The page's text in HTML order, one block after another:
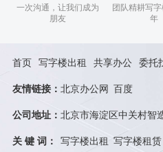
一次沟通，让我们成为
朋友
团队精耕写
年
首页 写字楼出租 共享办公 委托
友情链接： 北京办公网 百度
公司地址： 北京市海淀区中关村智
关 键 词： 写字楼出租 写字楼租赁